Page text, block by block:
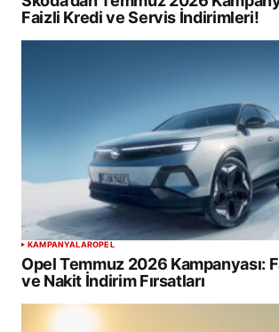
Faizli Kredi ve Servis İndirimleri!
KAMPANYALAROPEL
Opel Temmuz 2026 Kampanyası:
ve Nakit İndirim Fırsatları